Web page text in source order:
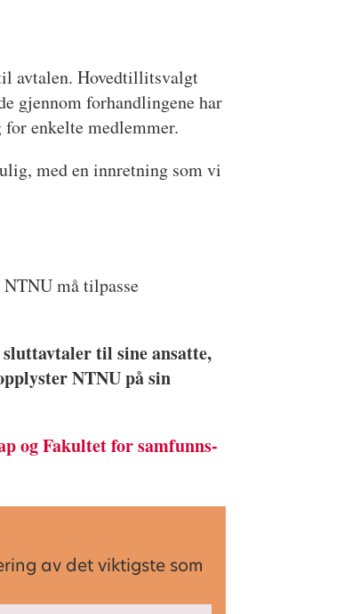
avtalen. Hovedtillitsvalgt
gjennom forhandlingene har
enkelte medlemmer.
med en innretning som vi
må tilpasse
til sine ansatte,
NTNU på sin
og Fakultet for samfunns-
av det viktigste som